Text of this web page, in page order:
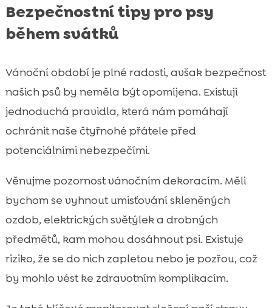
Bezpečnostní tipy pro psy
během svátků
Vánoční období je plné radosti, avšak bezpečnost
našich psů by neměla být opomíjena. Existují
jednoduchá pravidla, která nám pomáhají
ochránit naše čtyřnohé přátele před
potenciálními nebezpečími.
Věnujme pozornost vánočním dekoracím. Měli
bychom se vyhnout umisťování skleněných
ozdob, elektrických světýlek a drobných
předmětů, kam mohou dosáhnout psi. Existuje
riziko, že se do nich zapletou nebo je pozřou, což
by mohlo vést ke zdravotním komplikacím.